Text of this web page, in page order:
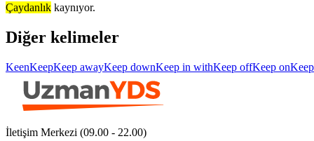
Çaydanlık kaynıyor.
Diğer kelimeler
KeenKeepKeep awayKeep downKeep in withKeep offKeep on
İletişim Merkezi (09.00 - 22.00)